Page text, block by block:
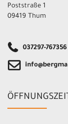
Poststraße 1
09419 Thum
037297-767356